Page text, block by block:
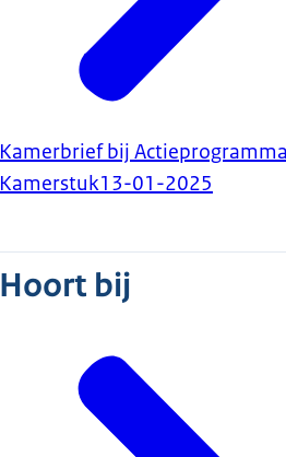
Kamerbrief bij
Kamerstuk13-01-2025
Hoort bij